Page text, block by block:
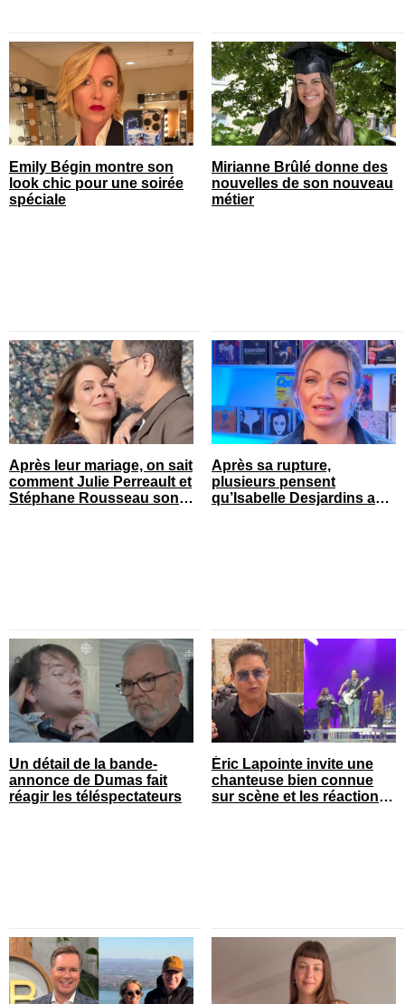
Emily Bégin montre son
look chic pour une soirée
spéciale
Mirianne Brûlé donne des
nouvelles de son nouveau
métier
Après leur mariage, on sait
comment Julie Perreault et
Stéphane Rousseau sont
Après sa rupture,
plusieurs pensent
qu’Isabelle Desjardins a
Un détail de la bande-
annonce de Dumas fait
réagir les téléspectateurs
Éric Lapointe invite une
chanteuse bien connue
sur scène et les réactions